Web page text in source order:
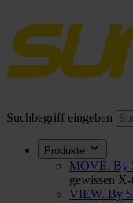
Suchbegriff eingeben
Produkte
MOVE. By
gewissen X-
VIEW. By